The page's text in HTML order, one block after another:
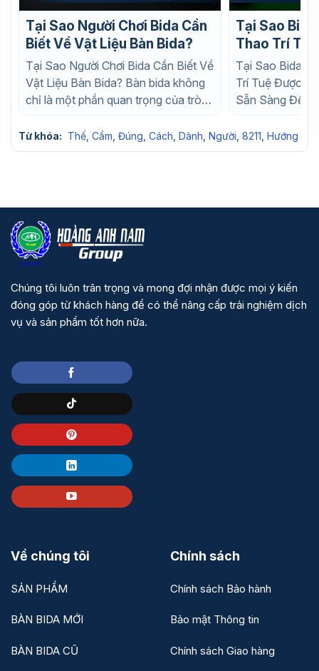
Tại Sao Người Chơi Bida Cần
Biết Về Vật Liệu Bàn Bida?
Tại Sao Người Chơi Bida Cần Biết Về
Vật Liệu Bàn Bida? Bàn bida không
chỉ là một phần quan trọng của trò
Tại Sao
Thao Trí
Thích? Bạn Đã Sẵn Sàng Để
Trở Thành
Nghiệp?
Tại Sao Bida
Trí Tuệ Được
Sẵn Sàng Để
Từ khóa: Thế Cầm Đúng Cách Dành Người 8211 Hướng
Chúng tôi luôn trân trọng và mong đợi nhận được mọi ý kiến
đóng góp từ khách hàng để có thể nâng cấp trải nghiệm dịch
vụ và sản phẩm tốt hơn nữa.
Về chúng tôi
SẢN PHẨM
BÀN BIDA MỚI
BÀN BIDA CŨ
Chính sách
Chính sách Bảo hành
Bảo mật Thông tin
Chính sách Giao hàng